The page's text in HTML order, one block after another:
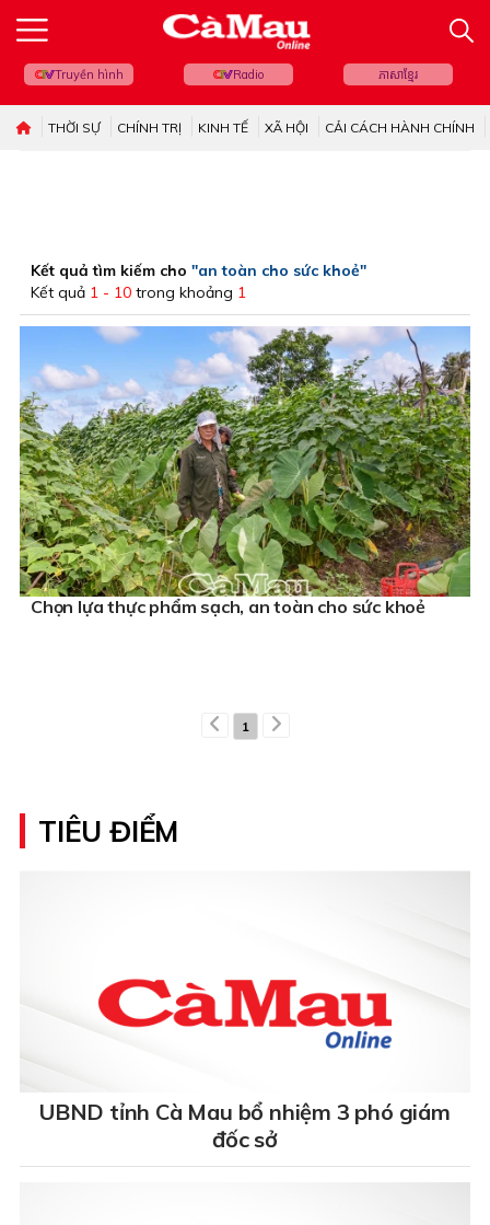
Truyền hình Radio ភាសាខ្មែរ
THỜI SỰ CHÍNH TRỊ KINH TẾ XÃ HỘI CẢI CÁCH HÀNH CHÍNH
Kết quả tìm kiếm cho "an toàn cho sức khoẻ"
Kết quả 1 - 10 trong khoảng 1
Chọn lựa thực phẩm sạch, an toàn cho sức khoẻ
1
TIÊU ĐIỂM
UBND tỉnh Cà Mau bổ nhiệm 3 phó giám
đốc sở